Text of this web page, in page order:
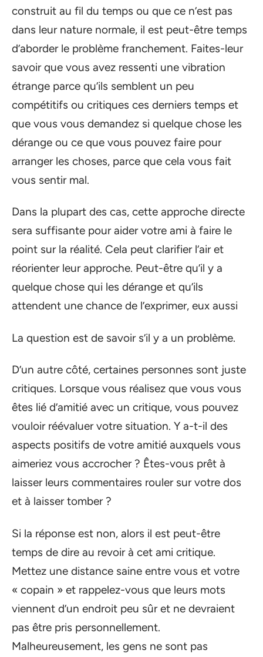
construit au fil du temps ou que ce n’est pas
dans leur nature normale, il est peut-être temps
d’aborder le problème franchement. Faites-leur
savoir que vous avez ressenti une vibration
étrange parce qu’ils semblent un peu
compétitifs ou critiques ces derniers temps et
que vous vous demandez si quelque chose les
dérange ou ce que vous pouvez faire pour
arranger les choses, parce que cela vous fait
vous sentir mal.
Dans la plupart des cas, cette approche directe
sera suffisante pour aider votre ami à faire le
point sur la réalité. Cela peut clarifier l’air et
réorienter leur approche. Peut-être qu’il y a
quelque chose qui les dérange et qu’ils
attendent une chance de l’exprimer, eux aussi
La question est de savoir s’il y a un problème.
D’un autre côté, certaines personnes sont juste
critiques. Lorsque vous réalisez que vous vous
êtes lié d’amitié avec un critique, vous pouvez
vouloir réévaluer votre situation. Y a-t-il des
aspects positifs de votre amitié auxquels vous
aimeriez vous accrocher ? Êtes-vous prêt à
laisser leurs commentaires rouler sur votre dos
et à laisser tomber ?
Si la réponse est non, alors il est peut-être
temps de dire au revoir à cet ami critique.
Mettez une distance saine entre vous et votre
« copain » et rappelez-vous que leurs mots
viennent d’un endroit peu sûr et ne devraient
pas être pris personnellement.
Malheureusement, les gens ne sont pas